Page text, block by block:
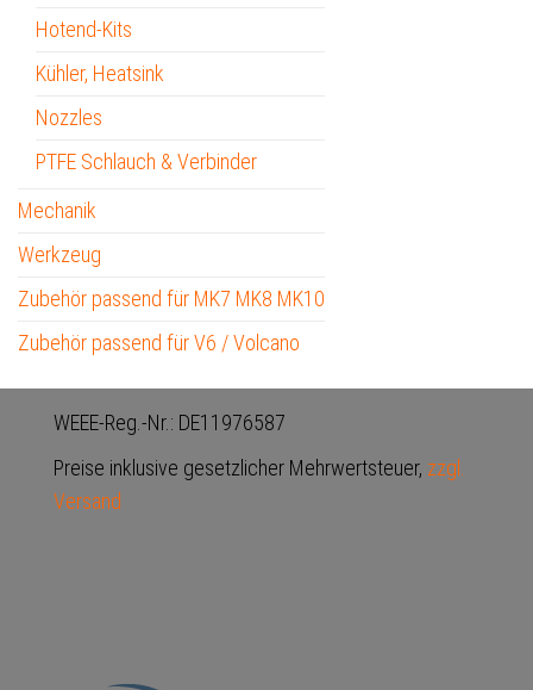
Hotend-Kits
Kühler, Heatsink
Nozzles
PTFE Schlauch & Verbinder
Mechanik
Werkzeug
Zubehör passend für MK7 MK8 MK10
Zubehör passend für V6 / Volcano
WEEE-Reg.-Nr.: DE11976587
Preise inklusive gesetzlicher Mehrwertsteuer, zzgl.
Versand